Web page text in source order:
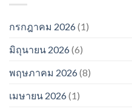
กรกฎาคม 2026(1)
มิถุนายน 2026(6)
พฤษภาคม 2026(8)
เมษายน 2026(1)